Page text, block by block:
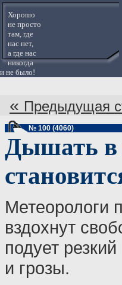
Хорошо
не просто
там, где
нас нет,
а где нас
никогда
и не было!
« Предыдущая
№ 100 (4060)
Дышать в
Метеорологи
вздохнут
подует
и грозы.